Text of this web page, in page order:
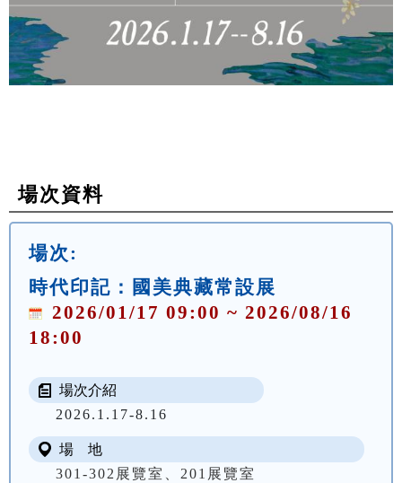
場次資料
場次:
時代印記：國美典藏常設展
2026/01/17 09:00 ~ 2026/08/16
18:00
場次介紹
2026.1.17-8.16
場 地
301-302展覽室、201展覽室